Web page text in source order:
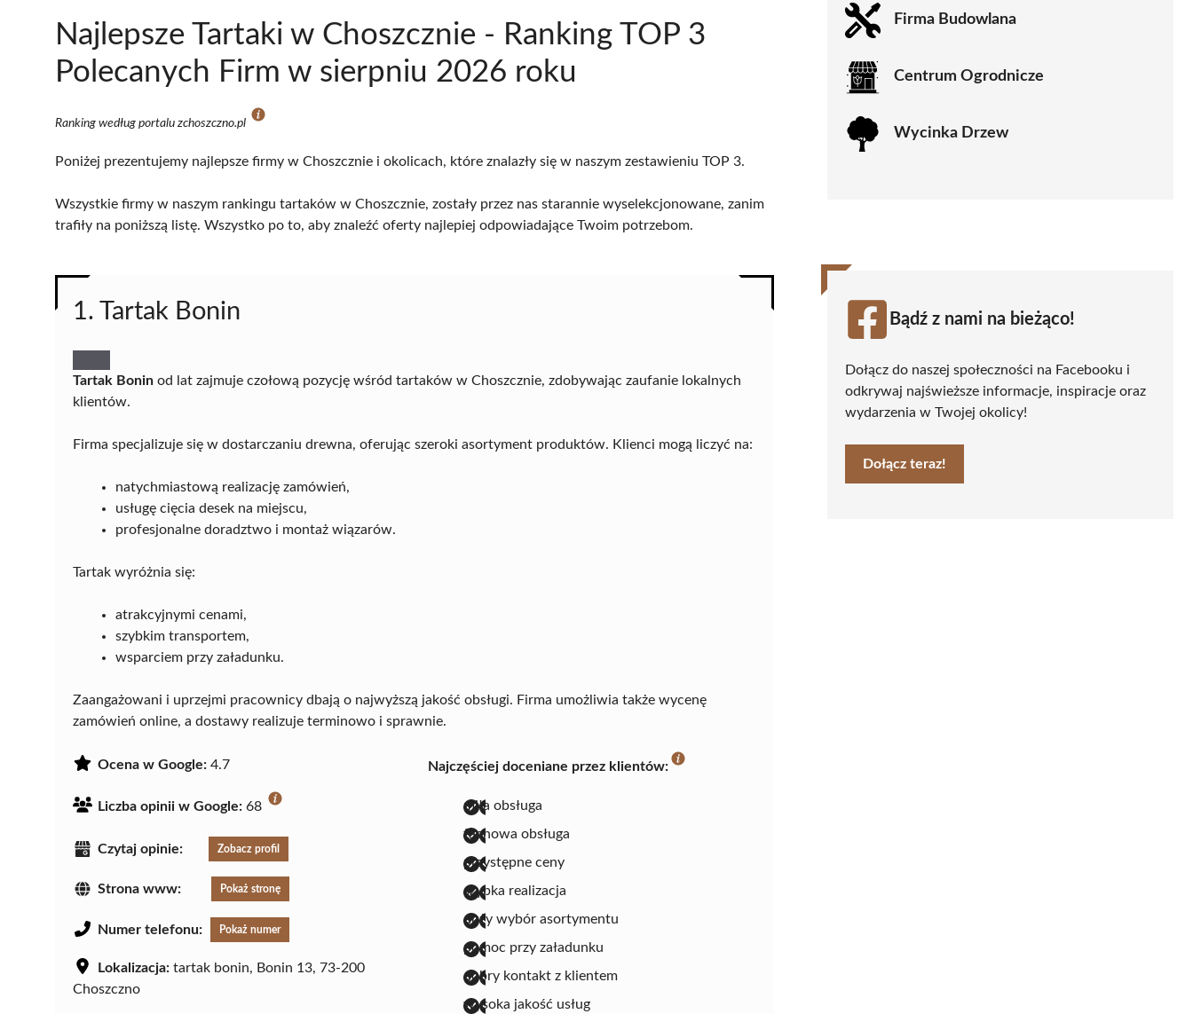
Najlepsze Tartaki w Choszcznie - Ranking TOP 3
Polecanych Firm w sierpniu 2026 roku
Ranking według portalu zchoszczno.pl
Poniżej prezentujemy najlepsze firmy w Choszcznie i okolicach, które znalazły się w naszym zestawieniu TOP 3.
Wszystkie firmy w naszym rankingu tartaków w Choszcznie, zostały przez nas starannie wyselekcjonowane, zanim
trafiły na poniższą listę. Wszystko po to, aby znaleźć oferty najlepiej odpowiadające Twoim potrzebom.
1. Tartak Bonin
Tartak Bonin od lat zajmuje czołową pozycję wśród tartaków w Choszcznie, zdobywając zaufanie lokalnych
klientów.
Firma specjalizuje się w dostarczaniu drewna, oferując szeroki asortyment produktów. Klienci mogą liczyć na:
natychmiastową realizację zamówień,
usługę cięcia desek na miejscu,
profesjonalne doradztwo i montaż wiązarów.
Tartak wyróżnia się:
atrakcyjnymi cenami,
szybkim transportem,
wsparciem przy załadunku.
Zaangażowani i uprzejmi pracownicy dbają o najwyższą jakość obsługi. Firma umożliwia także wycenę
zamówień online, a dostawy realizuje terminowo i sprawnie.
Ocena w Google: 4.7
Liczba opinii w Google: 68
Czytaj opinie: Zobacz profil
Strona www: Pokaż stronę
Numer telefonu: Pokaż numer
Lokalizacja: tartak bonin, Bonin 13, 73-200
Choszczno
Najczęściej doceniane przez klientów:
miła obsługa
fachowa obsługa
przystępne ceny
szybka realizacja
duży wybór asortymentu
pomoc przy załadunku
dobry kontakt z klientem
wysoka jakość usług
Firma Budowlana
Centrum Ogrodnicze
Wycinka Drzew
Bądź z nami na bieżąco!
Dołącz do naszej społeczności na Facebooku i
odkrywaj najświeższe informacje, inspiracje oraz
wydarzenia w Twojej okolicy!
Dołącz teraz!